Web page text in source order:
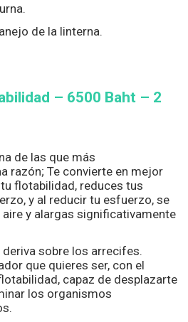
de la linterna.
– 6500 Baht – 2
de las que más
razón; Te convierte en mejor
flotabilidad, reduces tus
y al reducir tu esfuerzo, se
y alargas significativamente
sobre los arrecifes.
que quieres ser, con el
capaz de desplazarte
los organismos